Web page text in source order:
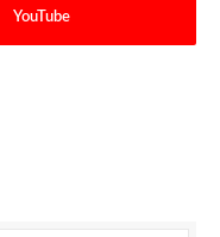
YouTube